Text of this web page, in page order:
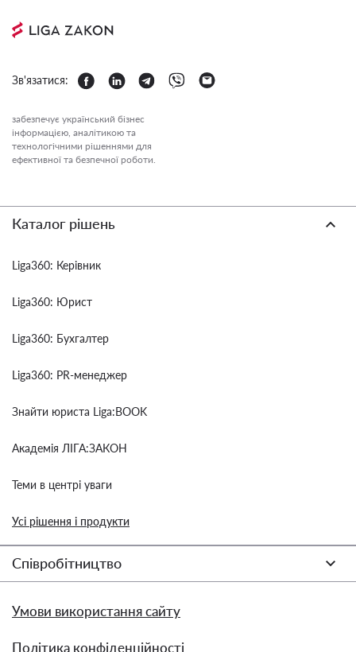
Зв'язатися:
забезпечує український бізнес
інформацією, аналітикою та
технологічними рішеннями для
ефективної та безпечної роботи.
Каталог рішень
Liga360: Керівник
Liga360: Юрист
Liga360: Бухгалтер
Liga360: PR-менеджер
Знайти юриста Liga:BOOK
Академія ЛІГА:ЗАКОН
Теми в центрі уваги
Усі рішення і продукти
Співробітництво
Умови використання сайту
Політика конфіденційності